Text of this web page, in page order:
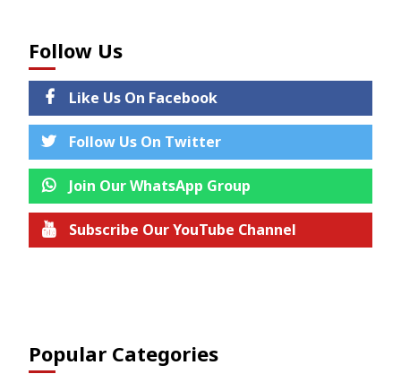
Follow Us
Like Us On Facebook
Follow Us On Twitter
Join Our WhatsApp Group
Subscribe Our YouTube Channel
Popular Categories